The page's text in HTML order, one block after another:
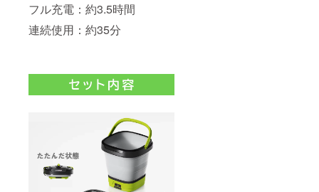
フル充電：約3.5時間
連続使用：約35分